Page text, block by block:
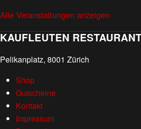
Alle Veranstaltungen anzeigen
KAUFLEUTEN
Pelikanplatz, 8001 Zürich
Shop
Gutscheine
Kontakt
Impressum